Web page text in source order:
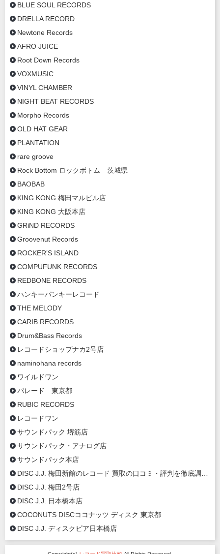
BLUE SOUL RECORDS
DRELLA RECORD
Newtone Records
AFRO JUICE
Root Down Records
VOXMUSIC
VINYL CHAMBER
NIGHT BEAT RECORDS
Morpho Records
OLD HAT GEAR
PLANTATION
rare groove
Rock Bottom ロックボトム 茨城県
BAOBAB
KING KONG 梅田マルビル店
KING KONG 大阪本店
GRiND RECORDS
Groovenut Records
ROCKER’S ISLAND
COMPUFUNK RECORDS
REDBONE RECORDS
ハンキーパンキーレコード
THE MELODY
CARIB RECORDS
Drum&Bass Records
レコードショップナカ2号店
naminohana records
ワイルドワン
パレード 東京都
RUBIC RECORDS
レコードワン
サウンドパック 堺筋店
サウンドパック・アナログ店
サウンドパック本店
DISC J.J. 梅田新館のレコード 買取の口コミ・評判を徹底調査【2020年最新】
DISC J.J. 梅田2号店
DISC J.J. 日本橋本店
COCONUTS DISCココナッツ ディスク 東京都
DISC J.J. ディスクピア日本橋店